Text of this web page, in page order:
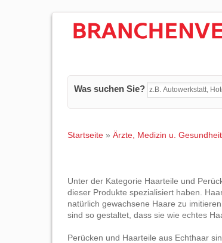
Was suchen Sie?
Startseite » Ärzte, Medizin u. Gesundheit
Unter der Kategorie Haarteile und
dieser Produkte spezialisiert haben.
natürlich gewachsene Haare zu
sind so gestaltet, dass sie wie echtes
Perücken und Haarteile aus Echthaar